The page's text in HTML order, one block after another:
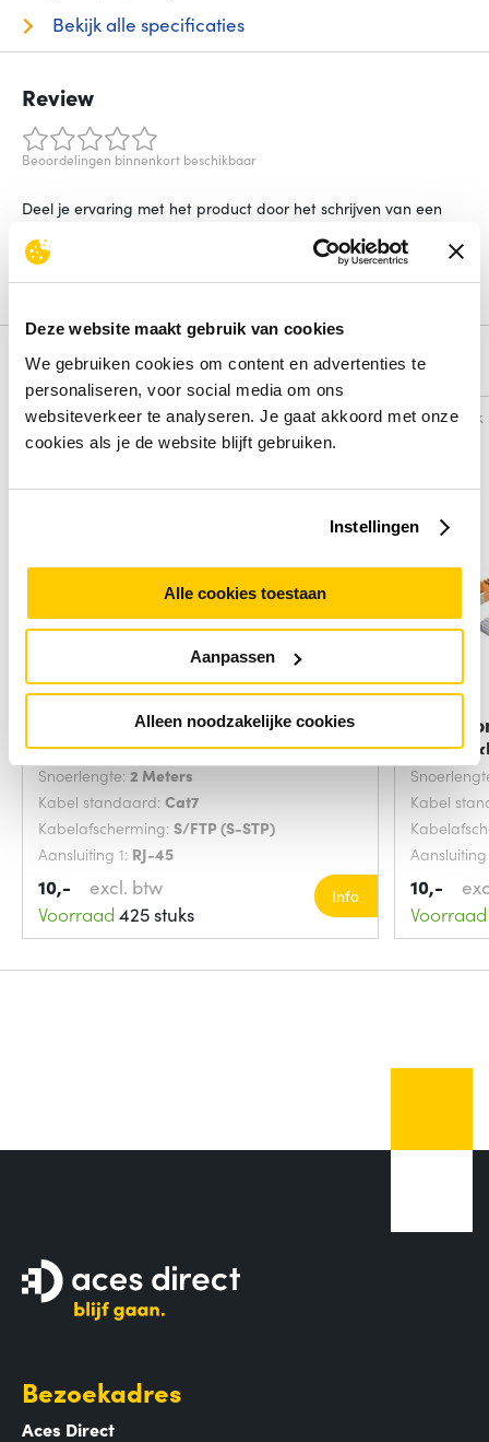
Deze website maakt gebruik van cookies
We gebruiken cookies om content en advertenties te
personaliseren, voor social media om ons
websiteverkeer te analyseren. Je gaat akkoord met onze
cookies als je de website blijft gebruiken.
Instellingen
Alle cookies toestaan
Aanpassen
Alleen noodzakelijke cookies
Bekijk alle specificaties
Review
Beoordelingen binnenkort beschikbaar
Deel je ervaring met het product door het schrijven van een
Alternatieven
Vergelijk
Microconnect SFTP702G
netwerkkabel Groen 2
Snoerlengte: 2 Meters
Kabel standaard: Cat7
Kabelafscherming: S/FTP (S-STP)
Aansluiting 1: RJ-45
10,-
excl. btw
Voorraad 425 stuks
Info
Vergelijk
Kabel
10,-
Voorraad
Bezoekadres
Aces Direct